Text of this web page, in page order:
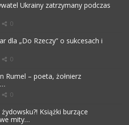
Ukrainy zatrzymany podczas
0
dla „Do Rzeczy” o sukcesach i
0
Rumel – poeta, żołnierz
0
Książki burzące
mity…